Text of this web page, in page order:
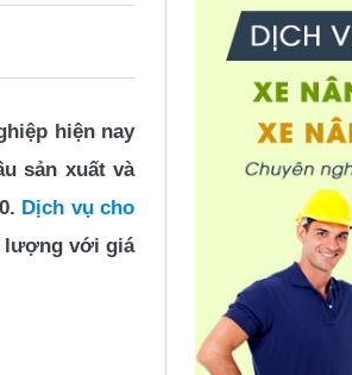
hiện nay
sản xuất và
Dịch vụ cho
lượng với giá